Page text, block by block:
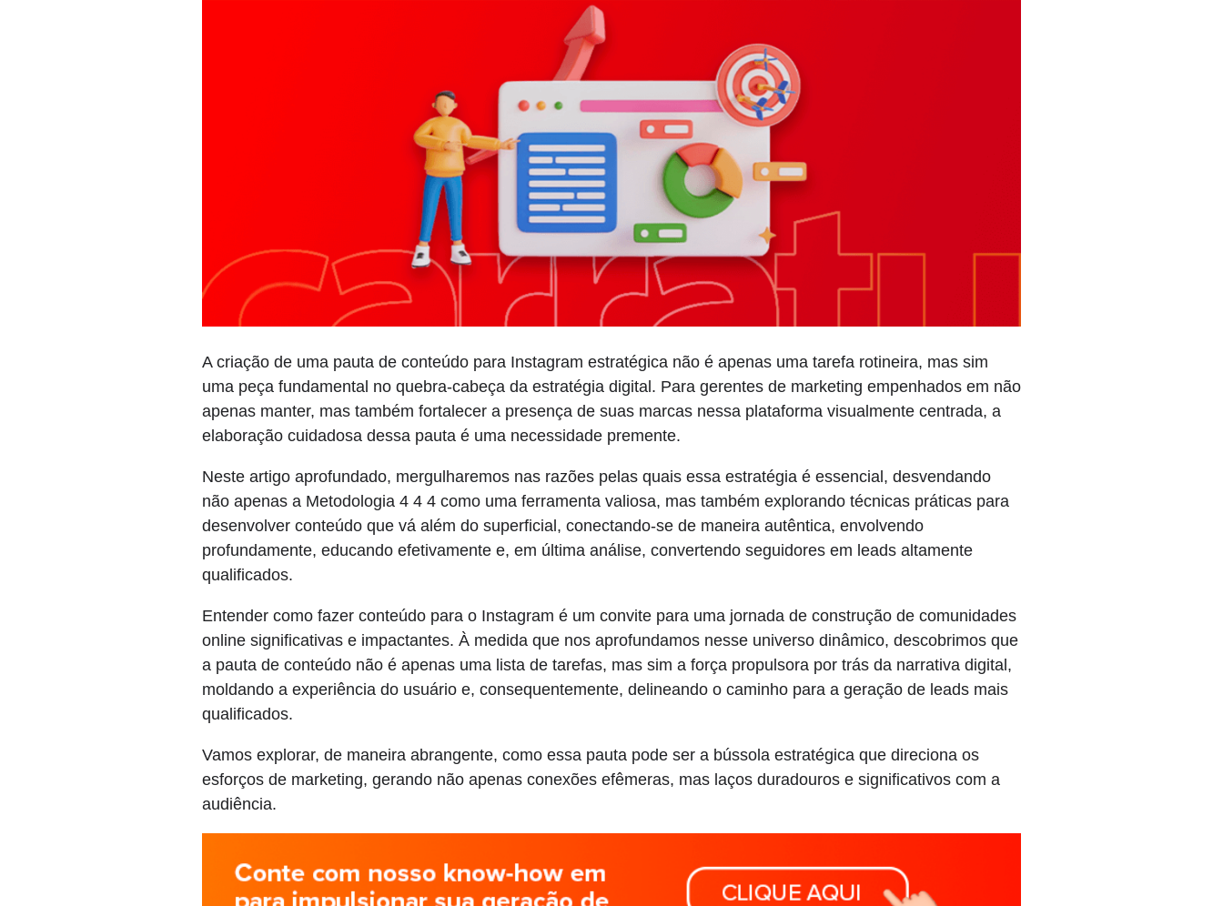
A criação de uma pauta de conteúdo para Instagram estratégica não é apenas uma tarefa rotineira, mas sim
uma peça fundamental no quebra-cabeça da estratégia digital. Para gerentes de marketing empenhados em não
apenas manter, mas também fortalecer a presença de suas marcas nessa plataforma visualmente centrada, a
elaboração cuidadosa dessa pauta é uma necessidade premente.
Neste artigo aprofundado, mergulharemos nas razões pelas quais essa estratégia é essencial, desvendando
não apenas a Metodologia 4 4 4 como uma ferramenta valiosa, mas também explorando técnicas práticas para
desenvolver conteúdo que vá além do superficial, conectando-se de maneira autêntica, envolvendo
profundamente, educando efetivamente e, em última análise, convertendo seguidores em leads altamente
qualificados.
Entender como fazer conteúdo para o Instagram é um convite para uma jornada de construção de comunidades
online significativas e impactantes. À medida que nos aprofundamos nesse universo dinâmico, descobrimos que
a pauta de conteúdo não é apenas uma lista de tarefas, mas sim a força propulsora por trás da narrativa digital,
moldando a experiência do usuário e, consequentemente, delineando o caminho para a geração de leads mais
qualificados.
Vamos explorar, de maneira abrangente, como essa pauta pode ser a bússola estratégica que direciona os
esforços de marketing, gerando não apenas conexões efêmeras, mas laços duradouros e significativos com a
audiência.